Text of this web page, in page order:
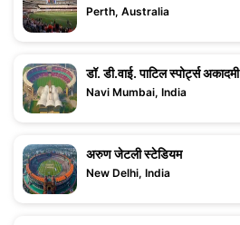
Perth, Australia
डॉ. डी.वाई. पाटिल स्पोर्ट्स अकादमी
Navi Mumbai, India
अरुण जेटली स्टेडियम
New Delhi, India